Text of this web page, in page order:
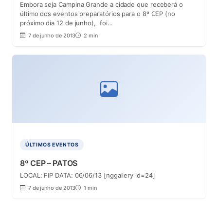
Embora seja Campina Grande a cidade que receberá o
último dos eventos preparatórios para o 8º CEP (no
próximo dia 12 de junho), foi…
7 de junho de 2013 2 min
ÚLTIMOS EVENTOS
8º CEP – PATOS
LOCAL: FIP DATA: 06/06/13 [nggallery id=24]
7 de junho de 2013 1 min